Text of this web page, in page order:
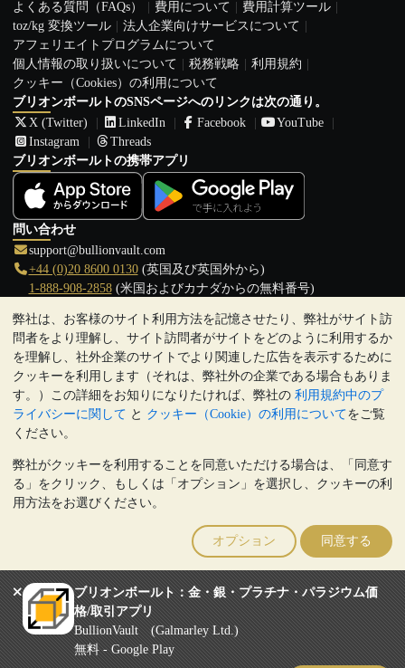
弊社は、お客様のサイト利用方法を記憶させたり、弊社がサイト訪
問者をより理解し、サイト訪問者がサイトをどのように利用するか
を理解し、社外企業のサイトでより関連した広告を表示するために
クッキーを利用します（それは、弊社外の企業である場合もありま
す。）この詳細をお知りになりたければ、弊社の 利用規約中のプ
ライバシーに関して と クッキー（Cookie）の利用についてをご覧
ください。
弊社がクッキーを利用することを同意いただける場合は、「同意す
る」をクリック、もしくは「オプション」を選択し、クッキーの利
用方法をお選びください。
オプション 同意する
ブリオンボールト：金・銀・プラチナ・パラジウム価
格/取引アプリ
BullionVault (Galmarley Ltd.)
無料 - Google Play
よくある質問（FAQs）
費用について
費用計算ツール
toz/kg 変換ツール
法人企業向けサービスについて
アフェリエイトプログラムについて
個人情報の取り扱いについて
税務戦略
利用規約
クッキー（Cookies）の利用について
ブリオンボールトのSNSページへのリンクは次の通り。
X (Twitter)
LinkedIn Facebook
YouTube
Instagram
Threads
ブリオンボールトの携帯アプリ
問い合わせ
support@bullionvault.com
+44 (0)20 8600 0130(英国及び英国外から)
1-888-908-2858(米国およびカナダからの無料番号)
クリックして通話を開始
営業時間:
9:00～20:30 (英国), 月曜日から金曜日
17:00～2:30（日本時間）, 月曜日から金曜日
Galmarley Ltd T/A BullionVault
3 Shortlands (7th Floor)
London
W6 8DA
United Kingdom
貴金属の価値は下落することもあれば上昇することもありま
す。過去の傾向は、将来の価格の動きを保証するものではありませ
ん。BullionVaultのウェブサイト上、もしくはBullionVaultとのコミ
ュニケーション上のいかなる内容も、投資に関する助言ではありま
せん。顧客は、金及び銀地金を所有することが適切かどうかを判断
するために、専門家の助言を求めることをお勧めします。
Galmarley Ltd, trading as BullionVault, registered in England and Wales
4943684